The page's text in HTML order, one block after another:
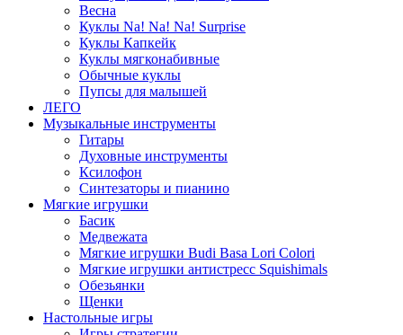
Весна
Куклы Na! Na! Na! Surprise
Куклы Капкейк
Куклы мягконабивные
Обычные куклы
Пупсы для малышей
ЛЕГО
Музыкальные инструменты
Гитары
Духовные инструменты
Ксилофон
Синтезаторы и пианино
Мягкие игрушки
Басик
Медвежата
Мягкие игрушки Budi Basa Lori Colori
Мягкие игрушки антистресс Squishimals
Обезьянки
Щенки
Настольные игры